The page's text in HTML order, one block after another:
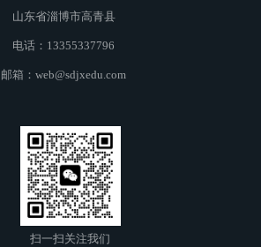
山东省淄博市高青县
电话：13355337796
邮箱：web@sdjxedu.com
扫一扫关注我们